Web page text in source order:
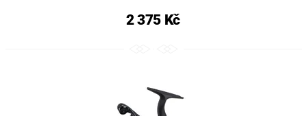
2 375 Kč